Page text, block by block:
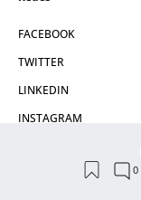
FACEBOOK
TWITTER
LINKEDIN
INSTAGRAM